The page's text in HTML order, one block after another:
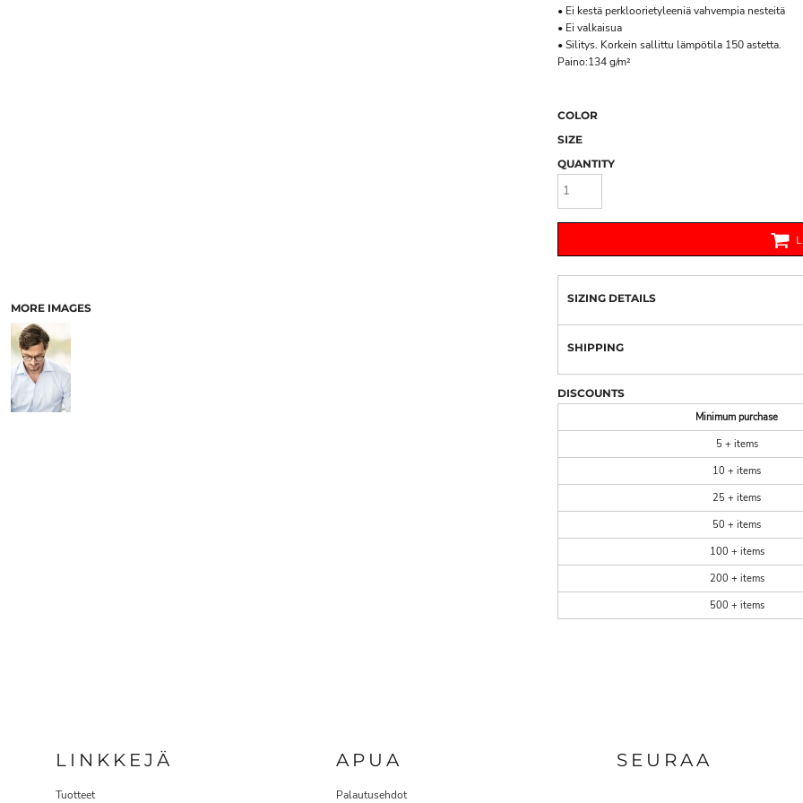
MORE IMAGES
• Ei kestä perkloorietyleeniä vahvempia nesteitä
• Ei valkaisua
• Silitys. Korkein sallittu lämpötila 150 astetta.
Paino:134 g/m²
COLOR
SIZE
QUANTITY
SIZING DETAILS
SHIPPING
DISCOUNTS
Minimum purchase
5 + items
10 + items
25 + items
50 + items
100 + items
200 + items
500 + items
LINKKEJÄ
Tuotteet
APUA
Palautusehdot
SEURAA